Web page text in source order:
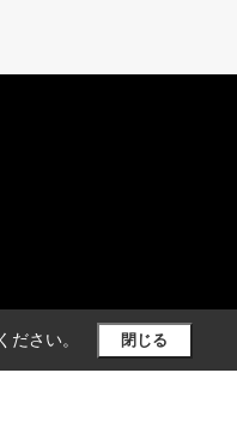
ださい。 閉じる